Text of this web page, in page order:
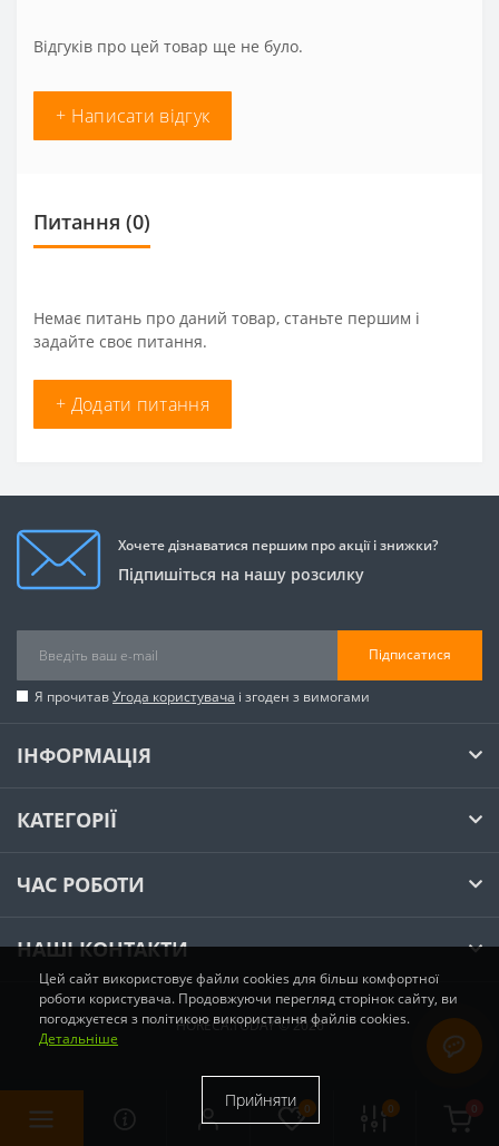
0 0 0
Відгуків про цей товар ще не було.
+ Написати відгук
Питання (0)
Немає питань про даний товар, станьте першим і
задайте своє питання.
+ Додати питання
Хочете дізнаватися першим про акції і знижки?
Підпишіться на нашу розсилку
Підписатися
Я прочитавУгода користувача і згоден з вимогами
ІНФОРМАЦІЯ
КАТЕГОРІЇ
ЧАС РОБОТИ
НАШІ КОНТАКТИ
HORECA.TODAY © 2026
Цей сайт використовує файли cookies для більш комфортної
роботи користувача. Продовжуючи перегляд сторінок сайту, ви
погоджуєтеся з політикою використання файлів cookies.
Детальніше
Прийняти